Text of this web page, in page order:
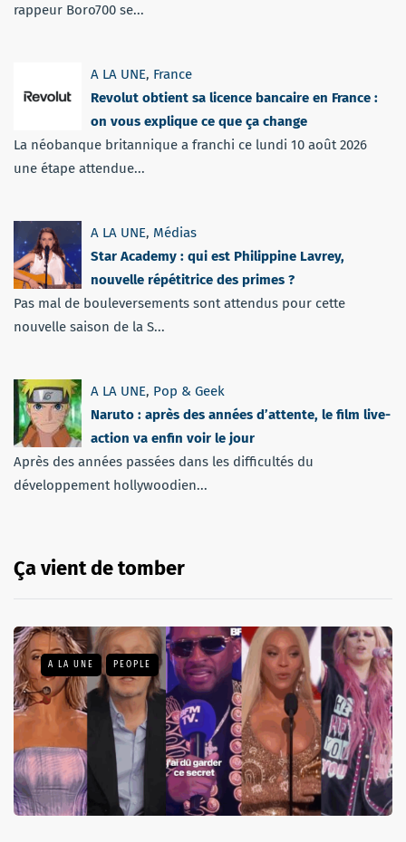
rappeur Boro700 se...
A LA UNE, France
Revolut obtient sa licence bancaire en France :
on vous explique ce que ça change
La néobanque britannique a franchi ce lundi 10 août 2026
une étape attendue...
A LA UNE, Médias
Star Academy : qui est Philippine Lavrey,
nouvelle répétitrice des primes ?
Pas mal de bouleversements sont attendus pour cette
nouvelle saison de la S...
A LA UNE, Pop & Geek
Naruto : après des années d’attente, le film live-
action va enfin voir le jour
Après des années passées dans les difficultés du
développement hollywoodien...
Ça vient de tomber
A LA UNE PEOPLE